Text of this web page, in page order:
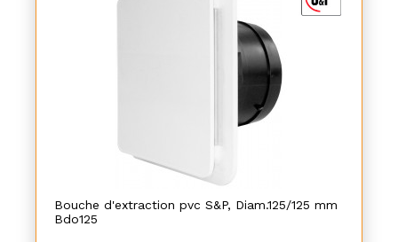
Bouche d'extraction pvc S&P, Diam.125/125 mm
Bdo125